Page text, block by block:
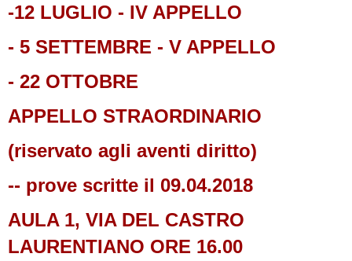
-12 LUGLIO - IV APPELLO
- 5 SETTEMBRE - V APPELLO
- 22 OTTOBRE
APPELLO STRAORDINARIO
(riservato agli aventi diritto)
-- prove scritte il 09.04.2018
AULA 1, VIA DEL CASTRO
LAURENTIANO ORE 16.00